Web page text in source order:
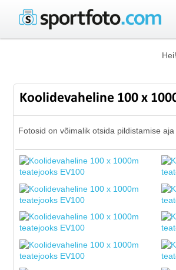
Koolidevaheline 100 x
Fotosid on võimalik otsida pildistamise aja